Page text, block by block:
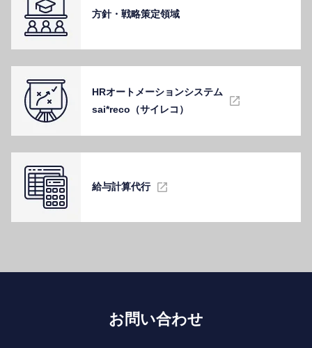
⽅針・戦略策定領域
HRオートメーションシステム
sai*reco（サイレコ）
給与計算代⾏
お問い合わせ